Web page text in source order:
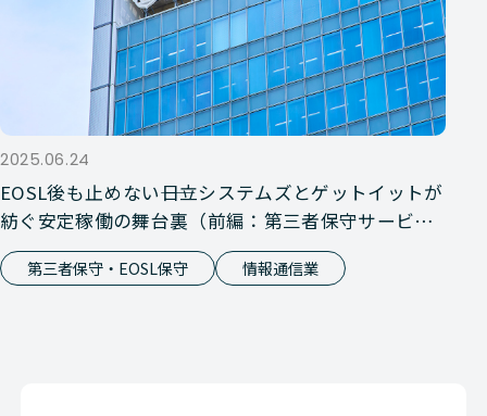
2025.06.24
EOSL後も止めない――日立システムズとゲットイットが
紡ぐ安定稼働の舞台裏（前編：第三者保守サービ
ス）
第三者保守・EOSL保守 情報通信業